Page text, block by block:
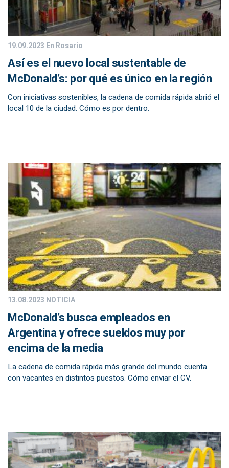
19.09.2023 En Rosario
Así es el nuevo local sustentable de
McDonald’s: por qué es único en la región
Con iniciativas sostenibles, la cadena de comida rápida abrió el
local 10 de la ciudad. Cómo es por dentro.
13.08.2023 NOTICIA
McDonald’s busca empleados en
Argentina y ofrece sueldos muy por
encima de la media
La cadena de comida rápida más grande del mundo cuenta
con vacantes en distintos puestos. Cómo enviar el CV.